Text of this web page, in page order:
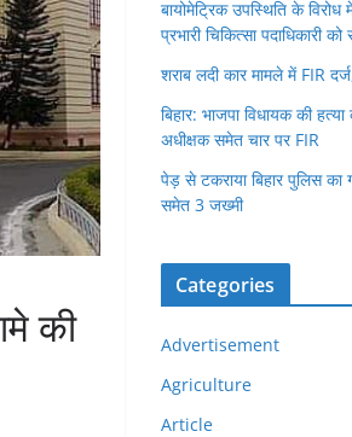
की
बायोमेट्रिक उपस्थिति के विरोध
प्रभारी चिकित्सा पदाधिकारी को
शराब लदी कार मामले में FIR
बिहार: भाजपा विधायक की
अधीक्षक समेत चार पर FIR
पेड़ से टकराया बिहार पुलिस का
समेत 3 जख्मी
Categories
Advertisement
Agriculture
Article